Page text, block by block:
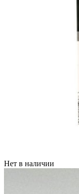
Нет в наличии